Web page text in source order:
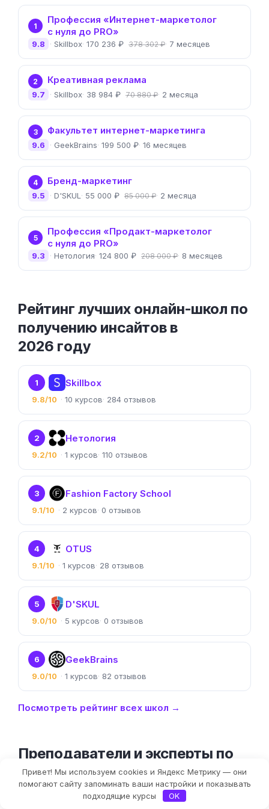
1
Профессия «Интернет-маркетолог
с нуля до PRO»
Skillbox 170 236 ₽ 378 302 ₽ 7 месяцев
9.8
2 Креативная реклама
Skillbox 38 984 ₽ 70 880 ₽ 2 месяца
9.7
3 Факультет интернет-маркетинга
GeekBrains 199 500 ₽ 16 месяцев
9.6
4 Бренд-маркетинг
D'SKUL 55 000 ₽ 85 000 ₽ 2 месяца
9.5
5
Профессия «Продакт-маркетолог
с нуля до PRO»
Нетология 124 800 ₽ 208 000 ₽ 8 месяцев
9.3
Рейтинг лучших онлайн-школ по
получению инсайтов в
2026 году
1 Skillbox
9.8/10 10 284
2 Нетология
9.2/10 1 110
3 Fashion Factory School
9.1/10 2 0
4 OTUS
9.1/10 1 28
5 D'SKUL
9.0/10 5 0
6 GeekBrains
9.0/10 1 82
Посмотреть рейтинг всех школ →
Преподаватели и эксперты по
получению инсайтов
Привет! Мы используем cookies и Яндекс Метрику — они
помогают сайту запоминать ваши настройки и показывать
подходящие курсы
OK
Фильтры